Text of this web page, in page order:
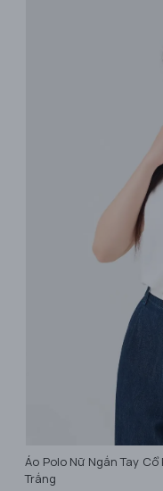
Áo Polo Nữ Ngắn Tay
Trắng